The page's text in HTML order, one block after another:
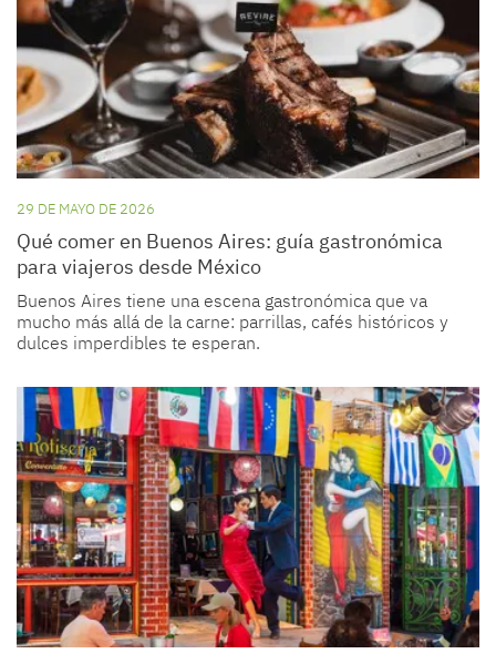
29 DE MAYO DE 2026
Qué comer en Buenos Aires: guía gastronómica
para viajeros desde México
Buenos Aires tiene una escena gastronómica que va
mucho más allá de la carne: parrillas, cafés históricos y
dulces imperdibles te esperan.